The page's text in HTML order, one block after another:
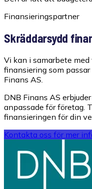
Finansieringspartner
Skräddarsydd
Vi kan i samarbete
finansiering som
Finans AS.
DNB Finans AS
anpassade för företag.
finansieringen för din
Kontakta oss för mer